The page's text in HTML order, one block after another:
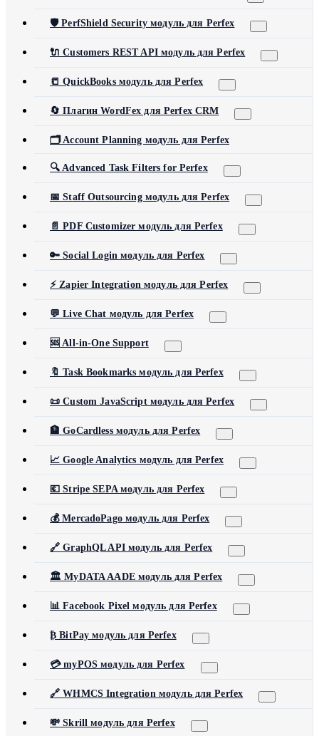
🛡️ PerfShield Security модуль для Perfex
🔌 Customers REST API модуль для Perfex
📒 QuickBooks модуль для Perfex
🔄 Плагин WordFex для Perfex CRM
🗂️ Account Planning модуль для Perfex
🔍 Advanced Task Filters for Perfex
📅 Staff Outsourcing модуль для Perfex
📄 PDF Customizer модуль для Perfex
🔑 Social Login модуль для Perfex
⚡ Zapier Integration модуль для Perfex
💬 Live Chat модуль для Perfex
🆘 All-in-One Support
🔖 Task Bookmarks модуль для Perfex
📜 Custom JavaScript модуль для Perfex
🏦 GoCardless модуль для Perfex
📈 Google Analytics модуль для Perfex
💶 Stripe SEPA модуль для Perfex
💰 MercadoPago модуль для Perfex
🔗 GraphQL API модуль для Perfex
🏛️ MyDATA AADE модуль для Perfex
📊 Facebook Pixel модуль для Perfex
₿ BitPay модуль для Perfex
💳 myPOS модуль для Perfex
🔗 WHMCS Integration модуль для Perfex
💸 Skrill модуль для Perfex